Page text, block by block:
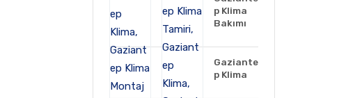
p Klima
Bakımı
Gaziante
p Klima